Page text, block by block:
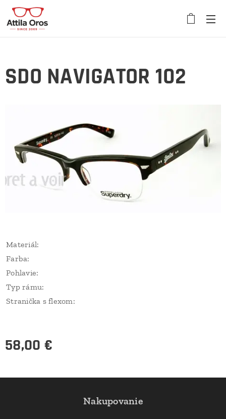
SDO NAVIGATOR 102
Materiál:
Farba:
Pohlavie:
Typ rámu:
Stranička s flexom:
58,00 €
Nakupovanie